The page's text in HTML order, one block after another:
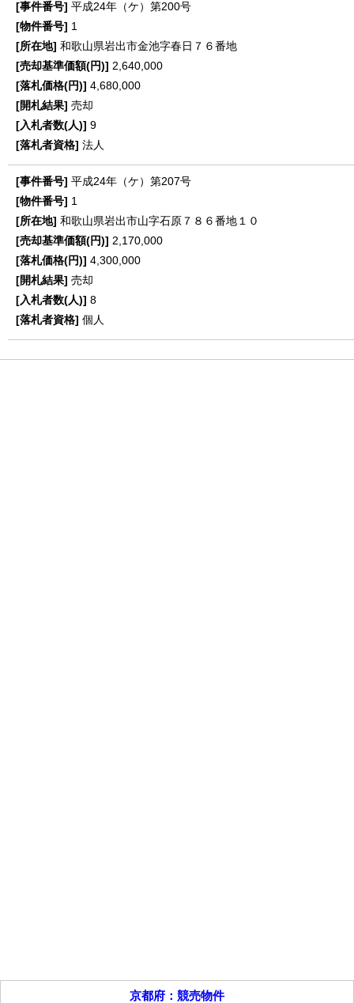
平成24年（ケ）第200号
1
和歌山県岩出市金池字春日７６番地
2,640,000
4,680,000
売却
9
法人
平成24年（ケ）第207号
1
和歌山県岩出市山字石原７８６番地１０
2,170,000
4,300,000
売却
8
個人
京都府：競売物件